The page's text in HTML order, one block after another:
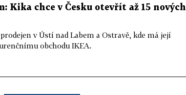
Kika chce v Česku otevřít až 15 nových
v Ústí nad Labem a Ostravě, kde má její
obchodu IKEA.